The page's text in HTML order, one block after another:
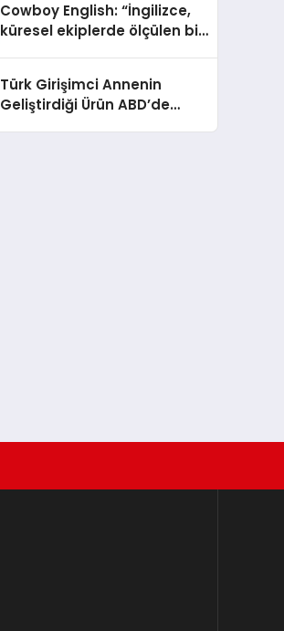
Cowboy English: “İngilizce,
küresel ekiplerde ölçülen bir
Türk Girişimci Annenin
Geliştirdiği Ürün ABD’de